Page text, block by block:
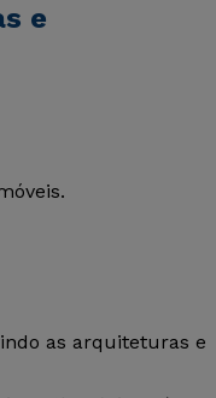
e
as arquiteturas e